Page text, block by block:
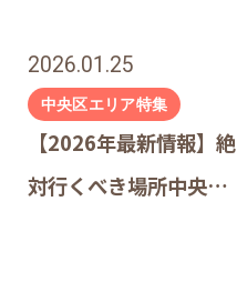
2026.01.25
中央区エリア特集
【2026年最新情報】絶
対行くべき場所中央区